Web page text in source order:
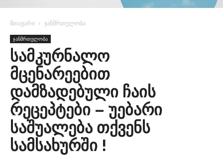
მთავარი ჯანმრთელობა
ჯანმრთელობა
სამკურნალო
მცენარეებით
დამზადებული ჩაის
რეცეპტები – უებარი
საშუალება თქვენს
სამსახურში !